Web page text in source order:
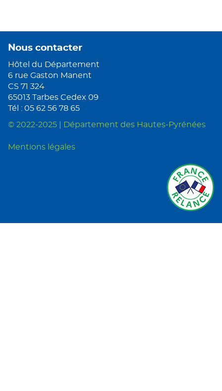
Nous contacter
Hôtel du Département
6 rue Gaston Manent
CS 71 324
65013 Tarbes Cedex 09
Tél : 05 62 56 78 65
© 2022-2025 | Département des Hautes-Pyrénées
Mentions légales